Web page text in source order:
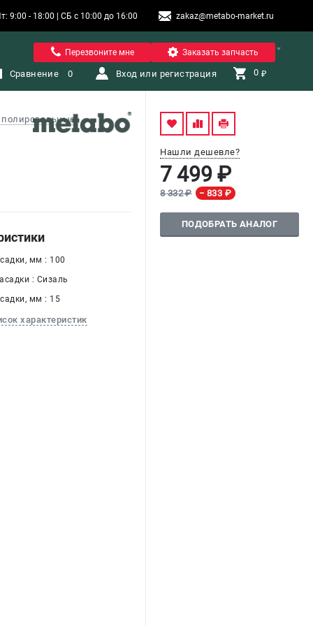
9:00 - 18:00 | СБ с 10:00 до 16:00 zakaz@metabo-market.ru
Помона
Перезвоните мне Заказать запчасть
Сравнение 0 Вход или регистрация 0 ₽
Нашли дешевле?
7 499 ₽
8 332 ₽ − 833 ₽
ПОДОБРАТЬ АНАЛОГ
мм : 100
: Сизаль
мм : 15
характеристик